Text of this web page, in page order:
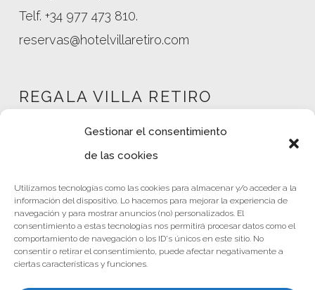
Gestionar el consentimiento
de las cookies
Utilizamos tecnologías como las cookies para almacenar y/o acceder a la
información del dispositivo. Lo hacemos para mejorar la experiencia de
navegación y para mostrar anuncios (no) personalizados. El
consentimiento a estas tecnologías nos permitirá procesar datos como el
comportamiento de navegación o los ID's únicos en este sitio. No
consentir o retirar el consentimiento, puede afectar negativamente a
ciertas características y funciones.
Telf. +34 977 473 810.
reservas@hotelvillaretiro.com
REGALA VILLA RETIRO
Tienda
Política de privacidad
Nota Legal
Términos y condiciones